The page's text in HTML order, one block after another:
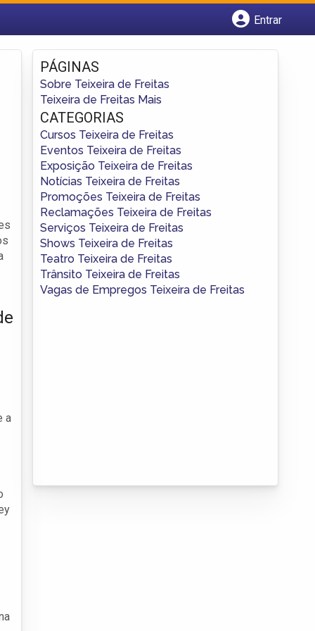
Entrar
Fazer login
Criar conta
a
PÁGINAS
Sobre Teixeira de Freitas
Teixeira de Freitas Mais
CATEGORIAS
Cursos Teixeira de Freitas
Eventos Teixeira de Freitas
Exposição Teixeira de Freitas
Notícias Teixeira de Freitas
Promoções Teixeira de Freitas
Reclamações Teixeira de Freitas
Serviços Teixeira de Freitas
Shows Teixeira de Freitas
Teatro Teixeira de Freitas
Trânsito Teixeira de Freitas
Vagas de Empregos Teixeira de Freitas